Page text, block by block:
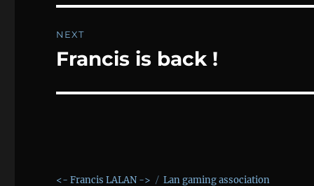
NEXT
Next
Francis is back !
<- Francis LALAN -> Lan gaming association